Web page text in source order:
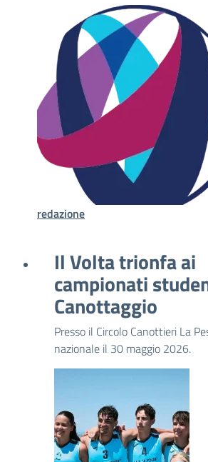
redazione
Il Volta trionfa ai
campionati
Canottaggio
Presso il Circolo Canottieri La
nazionale il 30 maggio 2026.